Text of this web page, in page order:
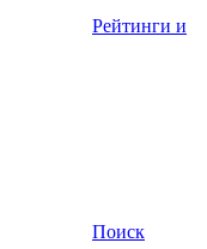
Рейтинги и
Поиск